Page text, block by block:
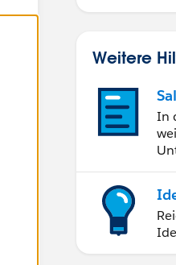
Weitere
In